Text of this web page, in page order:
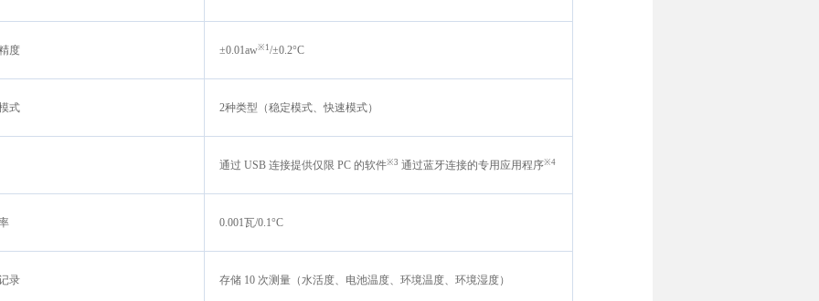
度 ±0.01aw※1 /±0.2°C
式 2种类型（稳定模式、快速模式）
通过 USB 连接提供仅限 PC 的软件※3 通过蓝牙连接的专用应用程序※4
0.001瓦/0.1°C
录 存储 10 次测量（水活度、电池温度、环境温度、环境湿度）